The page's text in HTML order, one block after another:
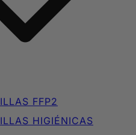
FFP2
HIGIÉNICAS